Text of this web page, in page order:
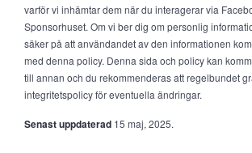
varför vi inhämtar dem när du interagerar via
Sponsorhuset. Om vi ber dig om personlig
säker på att användandet av den informationen
med denna policy. Denna sida och policy kan
till annan och du rekommenderas att regelbundet
integritetspolicy för eventuella ändringar.
Senast uppdaterad 15 maj, 2025.